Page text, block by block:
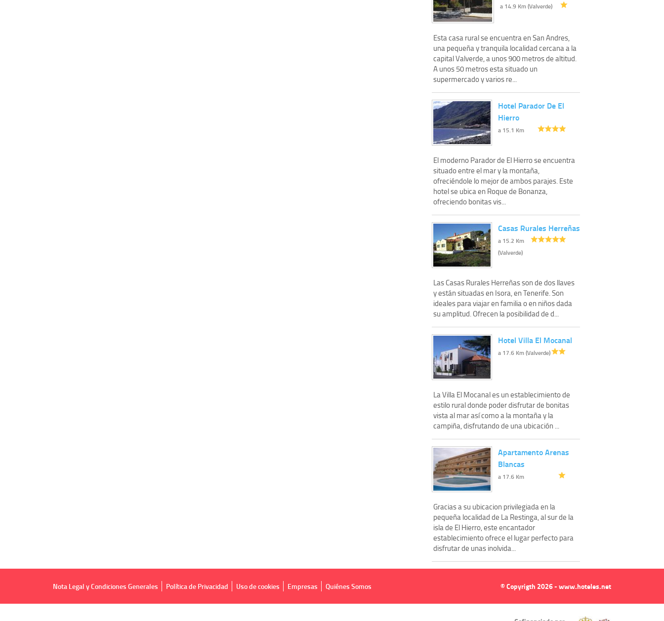
a 14.9 Km (Valverde)
Esta casa rural se encuentra en San Andres,
una pequeña y tranquila localidad cercana a la
capital Valverde, a unos 900 metros de altitud.
A unos 50 metros esta situado un
supermercado y varios re...
Hotel Parador De El
Hierro
a 15.1 Km
El moderno Parador de El Hierro se encuentra
situado entre el mar y la montaña,
ofreciéndole lo mejor de ambos parajes. Este
hotel se ubica en Roque de Bonanza,
ofreciendo bonitas vis...
Casas Rurales Herreñas
a 15.2 Km
(Valverde)
Las Casas Rurales Herreñas son de dos llaves
y están situadas en Isora, en Tenerife. Son
ideales para viajar en familia o en niños dada
su amplitud. Ofrecen la posibilidad de d...
Hotel Villa El Mocanal
a 17.6 Km (Valverde)
La Villa El Mocanal es un establecimiento de
estilo rural donde poder disfrutar de bonitas
vista al mar así como a la montaña y la
campiña, disfrutando de una ubicación ...
Apartamento Arenas
Blancas
a 17.6 Km
Gracias a su ubicacion privilegiada en la
pequeña localidad de La Restinga, al sur de la
isla de El Hierro, este encantador
establecimiento ofrece el lugar perfecto para
disfrutar de unas inolvida...
Nota Legal y Condiciones Generales Política de Privacidad Uso de cookies Empresas Quiénes Somos © Copyrigth 2026 - www.hoteles.net